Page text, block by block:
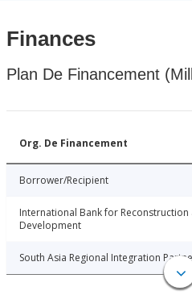
Finances
Plan De Financement
Org. De Financement
Borrower/Recipient
International Bank for Reconstruction
Development
South Asia Regional Integration